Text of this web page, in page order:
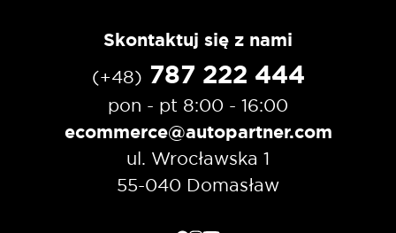
Skontaktuj się z nami
(+48) 787 222 444
pon - pt 8:00 - 16:00
ecommerce@autopartner.com
ul. Wrocławska 1
55-040 Domasław